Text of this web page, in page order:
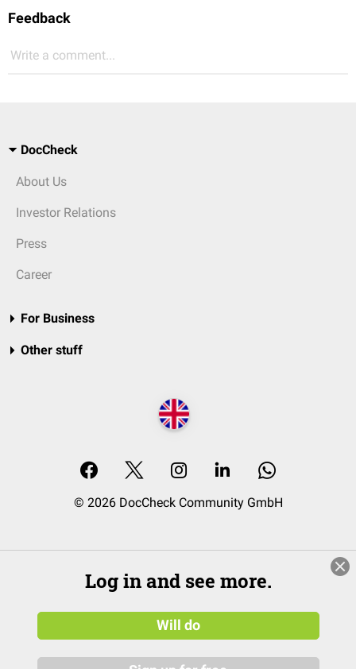
Feedback
Write a comment...
DocCheck
About Us
Investor Relations
Press
Career
For Business
Other stuff
© 2026 DocCheck Community GmbH
Log in and see more.
Will do